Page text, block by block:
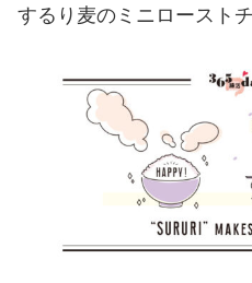
するり麦のミニロースト